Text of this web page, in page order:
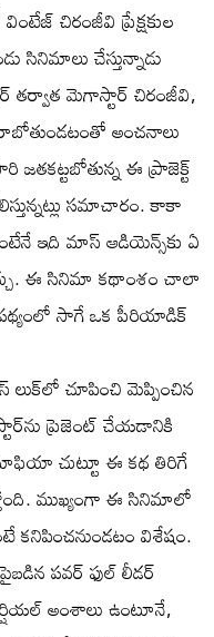
చిరంజీవి ప్రేక్షకుల
సినిమాలు చేస్తున్నాడు
తర్వాత మెగాస్టార్ చిరంజీవి,
అంచనాలు
ఈ ప్రాజెక్ట్
సమాచారం. కాకా
ఇది మాస్ ఆడియెన్స్‌కు ఏ
ఈ సినిమా కథాంశం చాలా
సాగే ఒక పీరియాడిక్
చూపించి మెప్పించిన
ప్రెజెంట్ చేయడానికి
చుట్టూ ఈ కథ తిరిగే
ముఖ్యంగా ఈ సినిమాలో
కనిపించనుండటం విశేషం.
పవర్ ఫుల్ లీడర్
అంశాలు ఉంటూనే,